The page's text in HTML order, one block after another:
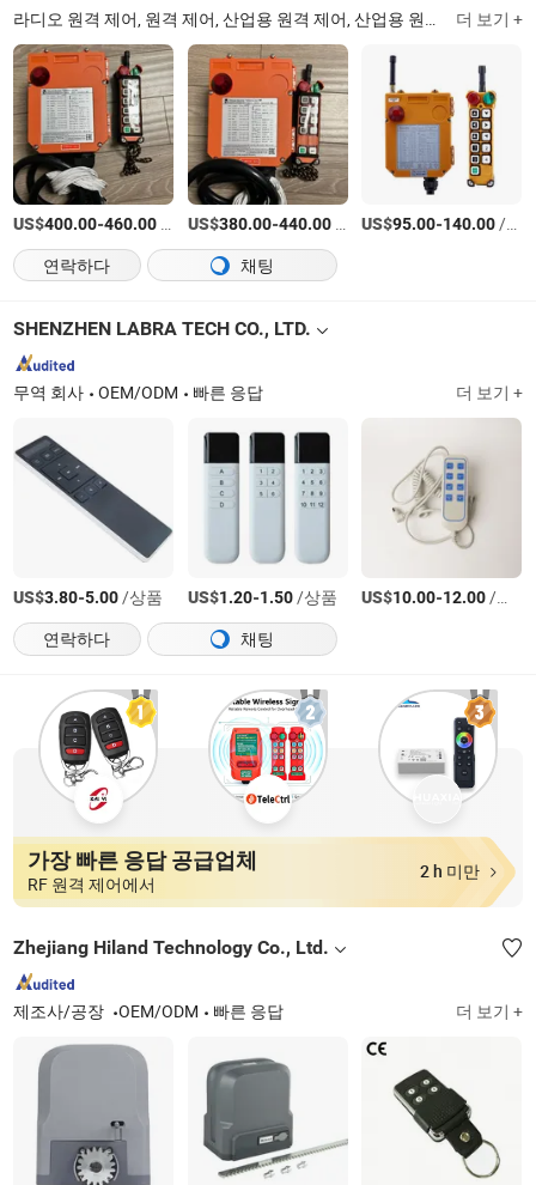
라디오 원격 제어, 원격 제어, 산업용 원격 제어, 산업용 원격 제어기, 하중 셀, 사가, 텔레크레인, 텔레컨트롤, 케이블 라인, F24 F25 F26 F21 E1b E2 더 보기 +
US$400.00-460.00 US$380.00-440.00/상품 US$95.00-140.00/상품
연락하다
채팅
SHENZHEN LABRA TECH CO., LTD.
무역 회사 OEM/ODM 빠른 응답 더 보기 +
US$3.80-5.00/상품 US$1.20-1.50/상품 US$10.00-12.00/상품
연락하다
채팅
가장 빠른 응답 공급업체
RF 원격 제어에서
2 h 미만
Zhejiang Hiland Technology Co., Ltd.
제조사/공장 OEM/ODM 빠른 응답 더 보기 +